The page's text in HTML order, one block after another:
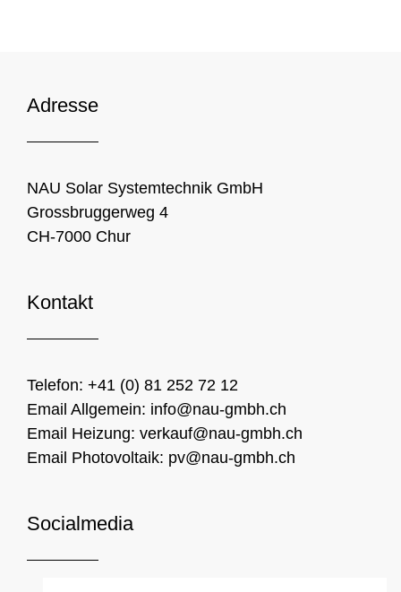
Adresse
NAU Solar Systemtechnik GmbH
Grossbruggerweg 4
CH-7000 Chur
Kontakt
Telefon: +41 (0) 81 252 72 12
Email Allgemein: info@nau-gmbh.ch
Email Heizung: verkauf@nau-gmbh.ch
Email Photovoltaik: pv@nau-gmbh.ch
Socialmedia